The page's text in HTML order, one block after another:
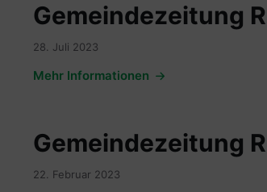
Gemeindezeitung
28. Juli 2023
Mehr Informationen
Gemeindezeitung
22. Februar 2023